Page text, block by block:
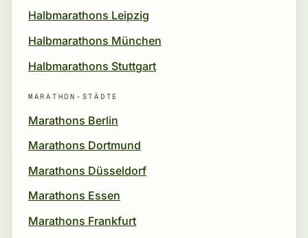
Halbmarathons Leipzig
Halbmarathons München
Halbmarathons Stuttgart
MARATHON-STÄDTE
Marathons Berlin
Marathons Dortmund
Marathons Düsseldorf
Marathons Essen
Marathons Frankfurt